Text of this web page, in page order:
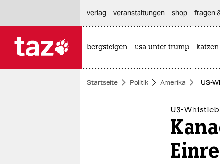
themen
verlag
veranstaltungen shop fragen
bergsteigen usa unter trump katzen
Startseite Politik Amerika US-
US-